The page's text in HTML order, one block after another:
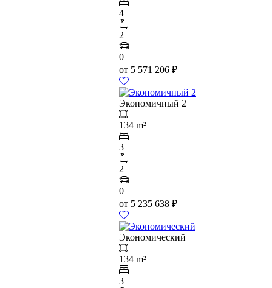
4
2
0
от 5 571 206 ₽
Экономичный 2
134 m²
3
2
0
от 5 235 638 ₽
Экономический
134 m²
3